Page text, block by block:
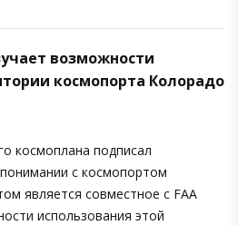
возможности
космопорта Колорадо
космоплана подписал
с космопортом
является совместное с FAA
использования этой